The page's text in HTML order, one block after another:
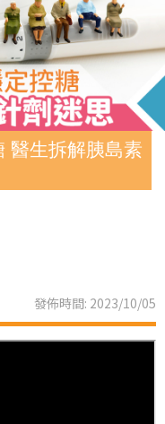
醫生拆解胰島素
發佈時間: 2023/10/05